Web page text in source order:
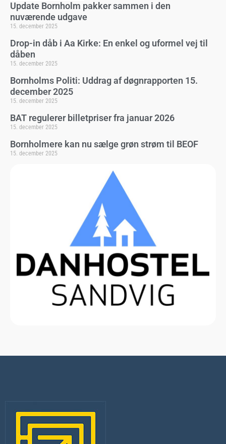
Update Bornholm pakker sammen i den
nuværende udgave
15. december 2025
Drop-in dåb i Aa Kirke: En enkel og uformel vej til
dåben
15. december 2025
Bornholms Politi: Uddrag af døgnrapporten 15.
december 2025
15. december 2025
BAT regulerer billetpriser fra januar 2026
15. december 2025
Bornholmere kan nu sælge grøn strøm til BEOF
15. december 2025